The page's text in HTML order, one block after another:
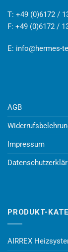
T: +49 (0)6172 /
F: +49 (0)6172 /
E: info@hermes-
AGB
Impressum
PRODUKT-
AIRREX